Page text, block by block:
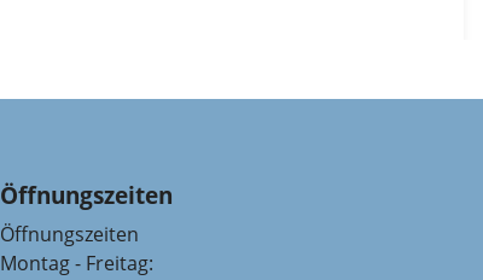
Öffnungszeiten
Öffnungszeiten
Montag - Freitag: